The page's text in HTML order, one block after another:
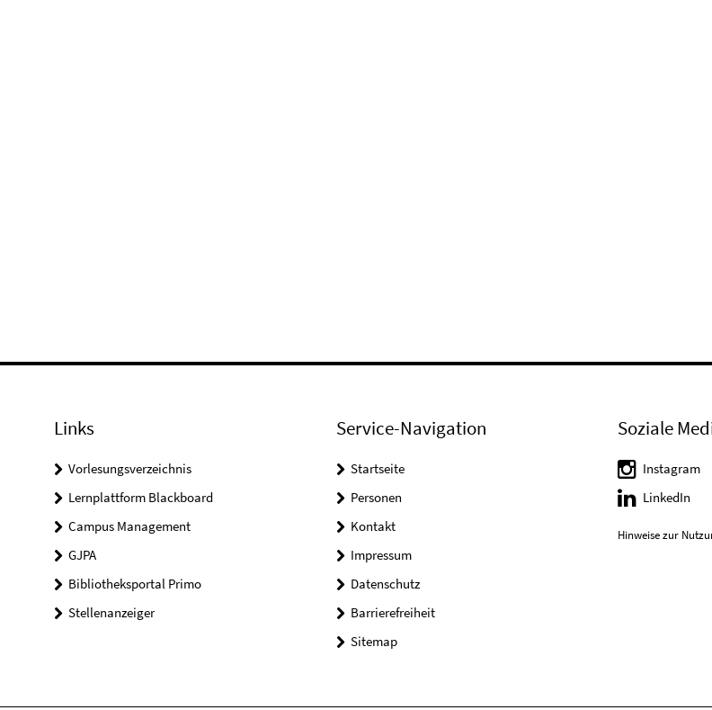
Links
Vorlesungsverzeichnis
Lernplattform Blackboard
Campus Management
GJPA
Bibliotheksportal Primo
Stellenanzeiger
Service-Navigation
Startseite
Personen
Kontakt
Impressum
Datenschutz
Barrierefreiheit
Sitemap
Soziale
Instagram
LinkedIn
Hinweise zur